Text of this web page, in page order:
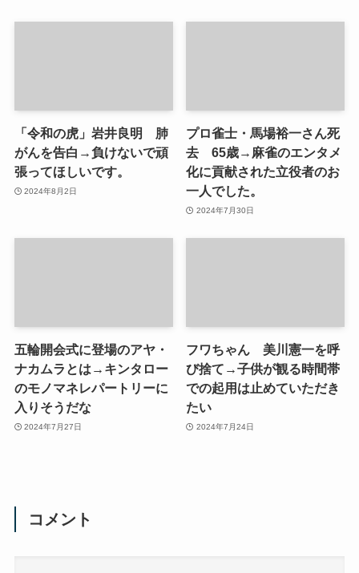
「令和の虎」岩井良明 肺
がんを告白→負けないで頑
張ってほしいです。
2024年8月2日
プロ雀士・馬場裕一さん死
去 65歳→麻雀のエンタメ
化に貢献された立役者のお
一人でした。
2024年7月30日
五輪開会式に登場のアヤ・
ナカムラとは→キンタロー
のモノマネレパートリーに
入りそうだな
2024年7月27日
フワちゃん 美川憲一を呼
び捨て→子供が観る時間帯
での起用は止めていただき
たい
2024年7月24日
コメント